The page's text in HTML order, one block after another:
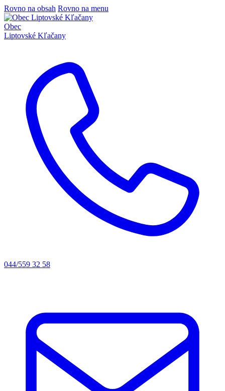
Rovno na obsah Rovno na menu
Obec
Liptovské Kľačany
044/559 32 58